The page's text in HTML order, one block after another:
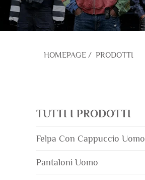
HOMEPAGE / PRODOTTI
TUTTI I PRODOTTI
Felpa Con Cappuccio Uomo
Pantaloni Uomo